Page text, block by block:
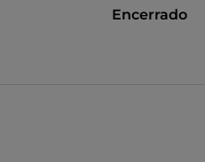
Encerrado